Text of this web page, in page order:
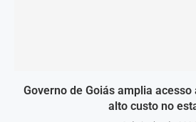
Governo de Goiás amplia
alto custo no